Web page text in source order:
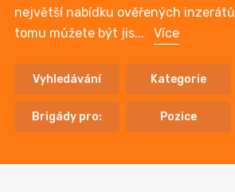
největší nabídku ověřených
tomu můžete být jis... Více
Vyhledávání Kategorie
Brigády pro: Pozice